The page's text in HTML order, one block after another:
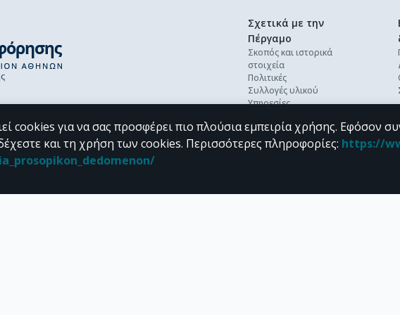
Σχετικά με την
Πέργαμο
Σκοπός και ιστορικά
στοιχεία
Πολιτικές
Συλλογές υλικού
Υπηρεσίες
Ανοικτή επιστήμη
Διεθνή πρότυπα &
διαλειτουργικότητα
Επικοινωνία
cookies για να σας προσφέρει πιο πλούσια εμπειρία χρήσης. Εφόσον
και τη χρήση των cookies. Περισσότερες πληροφορίες: https://